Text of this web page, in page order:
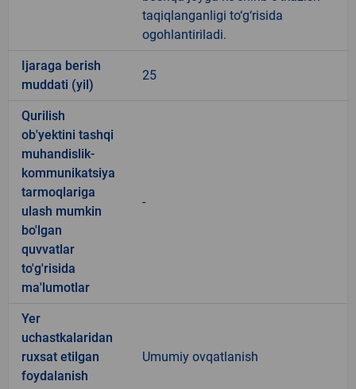
taqiqlanganligi to‘g‘risida
ogohlantiriladi.
Ijaraga berish
muddati (yil)
25
Qurilish
ob'yektini tashqi
muhandislik-
kommunikatsiya
tarmoqlariga
ulash mumkin
bo'lgan
quvvatlar
to'g'risida
ma'lumotlar
-
Yer
uchastkalaridan
ruxsat etilgan
foydalanish
Umumiy ovqatlanish